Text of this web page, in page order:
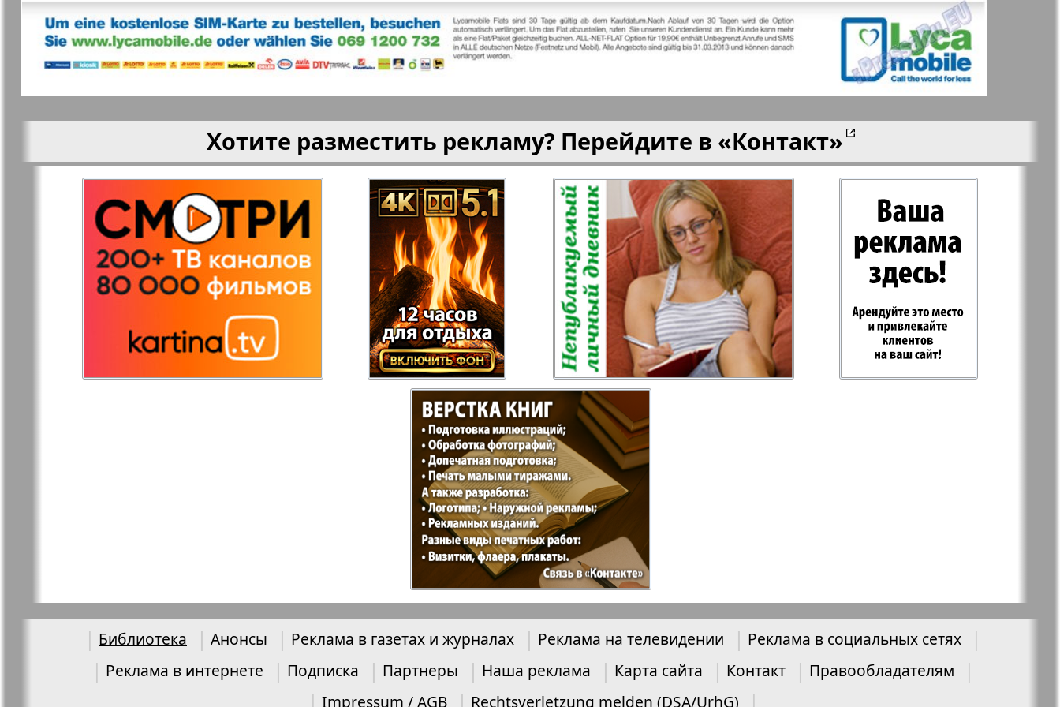
Кругозор Кругозор плюс! Kulinar TV Kurorte aktuell LDK по-русски
Мир отдыха и
здоровья
МК Испания Мост-Израиль Мюнхен-сити
My City Frankfurt
am Main
Наш Иерусалим Наш мир
Наша Газета
Италия
Наша Газета
Ирландия
Наша марка
Нескучная газета Новая Wолна Норд Объектив EU
Ost-West
Отдыхай-Купи-
продай
Партнер-север
Пражский
телеграф
Пражский
экспресс
Районка-Nord-Ost-
Bremen
Германия
Рейнская газета Рецепты здоровья
Рубеж Русская Газета Русская Мысль
Русская
Швейцария
Русское слово
Хотите разместить рекламу? Перейдите в «Контакт»
Библиотека Анонсы Реклама в газетах и журналах Реклама на телевидении
Реклама в социальных сетях
Реклама в интернете
Подписка Партнеры Наша реклама Карта сайта Контакт
Правообладателям
Impressum / AGB
Rechtsverletzung melden (DSA/UrhG)